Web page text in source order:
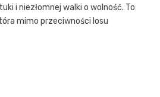
i niezłomnej walki o wolność. To
mimo przeciwności losu